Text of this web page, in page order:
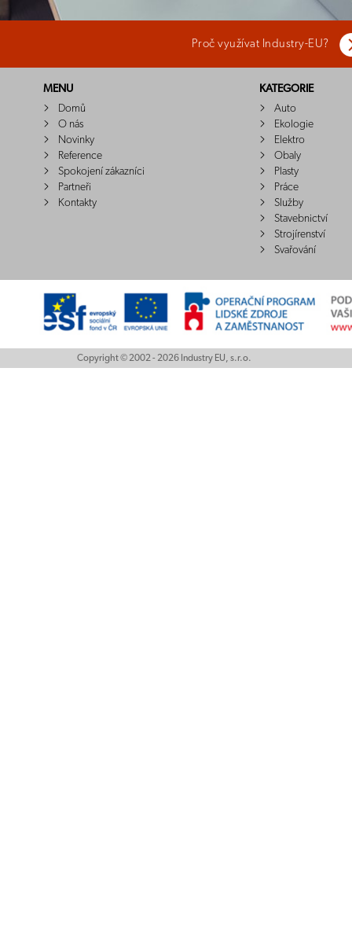
Proč využívat Industry-EU?
MENU
Domů
O nás
Novinky
Reference
Spokojení zákazníci
Partneři
Kontakty
KATEGORIE
Auto
Ekologie
Elektro
Obaly
Plasty
Práce
Služby
Stavebnictví
Strojírenství
Svařování
Copyright © 2002 - 2026 Industry EU, s.r.o.